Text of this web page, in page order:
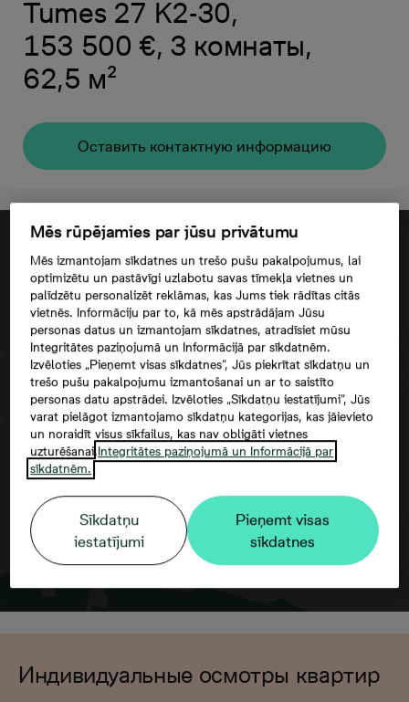
Tumes 27 K2-30,
153 500 €, 3 комнаты,
62,5 м²
Oставить контактную информацию
Согласие третьего лица
Индивидуальные осмотры квартир
Mēs rūpējamies par jūsu privātumu
Mēs izmantojam sīkdatnes un trešo pušu pakalpojumus, lai
optimizētu un pastāvīgi uzlabotu savas tīmekļa vietnes un
palīdzētu personalizēt reklāmas, kas Jums tiek rādītas citās
vietnēs. Informāciju par to, kā mēs apstrādājam Jūsu
personas datus un izmantojam sīkdatnes, atradīsiet mūsu
Integritātes paziņojumā un Informācijā par sīkdatnēm.
Izvēloties „Pieņemt visas sīkdatnes”, Jūs piekrītat sīkdatņu un
trešo pušu pakalpojumu izmantošanai un ar to saistīto
personas datu apstrādei. Izvēloties „Sīkdatņu iestatījumi”, Jūs
varat pielāgot izmantojamo sīkdatņu kategorijas, kas jāievieto
un noraidīt visus sīkfailus, kas nav obligāti vietnes
uzturēšanai.Integritātes paziņojumā un Informācijā par
sīkdatnēm.
Sīkdatņu
iestatījumi
Pieņemt visas
sīkdatnes